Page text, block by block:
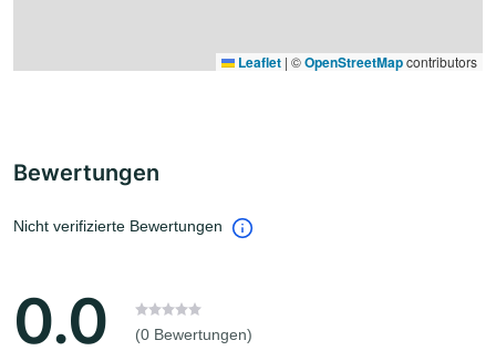
Leaflet | ©OpenStreetMapcontributors
Bewertungen
Nicht verifizierte Bewertungen
0.0 (0 Bewertungen)